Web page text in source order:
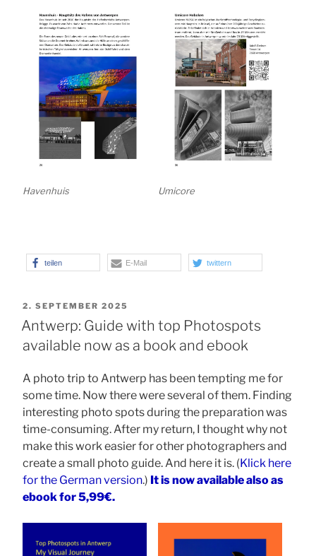
Havenhuis Umicore
teilen E-Mail twittern
VERÖFFENTLICHT
AM
2. SEPTEMBER 2025
Antwerp: Guide with top Photospots
available now as a book and ebook
A photo trip to Antwerp has been tempting me for
some time. Now there were several of them. Finding
interesting photo spots during the preparation was
time-consuming. After my return, I thought why not
make this work easier for other photographers and
create a small photo guide. And here it is. (Klick here
for the German version.) It is now available also as
ebook for 5,99€.